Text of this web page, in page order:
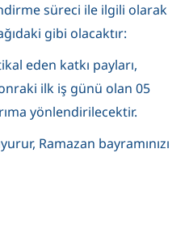
süreci ile ilgili olarak
gibi olacaktır:
eden katkı payları,
ilk iş günü olan 05
yönlendirilecektir.
Ramazan bayramınızı